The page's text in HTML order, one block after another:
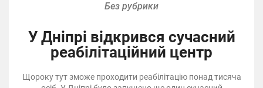
Без рубрики
У Дніпрі відкрився сучасний
реабілітаційний центр
Щороку тут зможе проходити реабілітацію понад тисяча